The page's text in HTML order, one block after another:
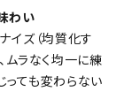
わい
イズ（均質化す
ムラなく均一に練
っても変わらない